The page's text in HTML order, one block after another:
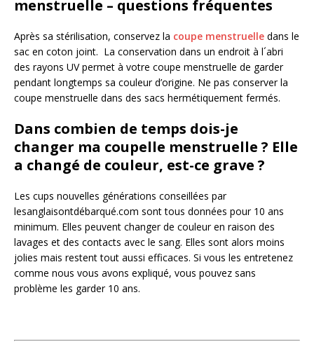
menstruelle – questions fréquentes
Après sa stérilisation, conservez la coupe menstruelle dans le
sac en coton joint. La conservation dans un endroit à l´abri
des rayons UV permet à votre coupe menstruelle de garder
pendant longtemps sa couleur d’origine. Ne pas conserver la
coupe menstruelle dans des sacs hermétiquement fermés.
Dans combien de temps dois-je
changer ma coupelle menstruelle ? Elle
a changé de couleur, est-ce grave ?
Les cups nouvelles générations conseillées par
lesanglaisontdébarqué.com sont tous données pour 10 ans
minimum. Elles peuvent changer de couleur en raison des
lavages et des contacts avec le sang. Elles sont alors moins
jolies mais restent tout aussi efficaces. Si vous les entretenez
comme nous vous avons expliqué, vous pouvez sans
problème les garder 10 ans.